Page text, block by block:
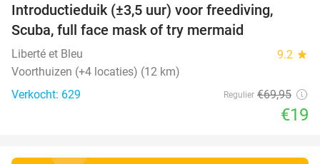
Introductieduik (±3,5 uur) voor freediving,
Scuba, full face mask of try mermaid
Liberté et Bleu 9.2 star
Voorthuizen (+4 locaties) (12 km)
Verkocht: 629
Regulier €69,95
€19